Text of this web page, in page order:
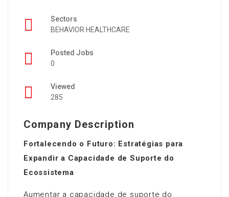
Sectors
BEHAVIOR HEALTHCARE
Posted Jobs
0
Viewed
285
Company Description
Fortalecendo o Futuro: Estratégias para
Expandir a Capacidade de Suporte do
Ecossistema
Aumentar a capacidade de suporte do